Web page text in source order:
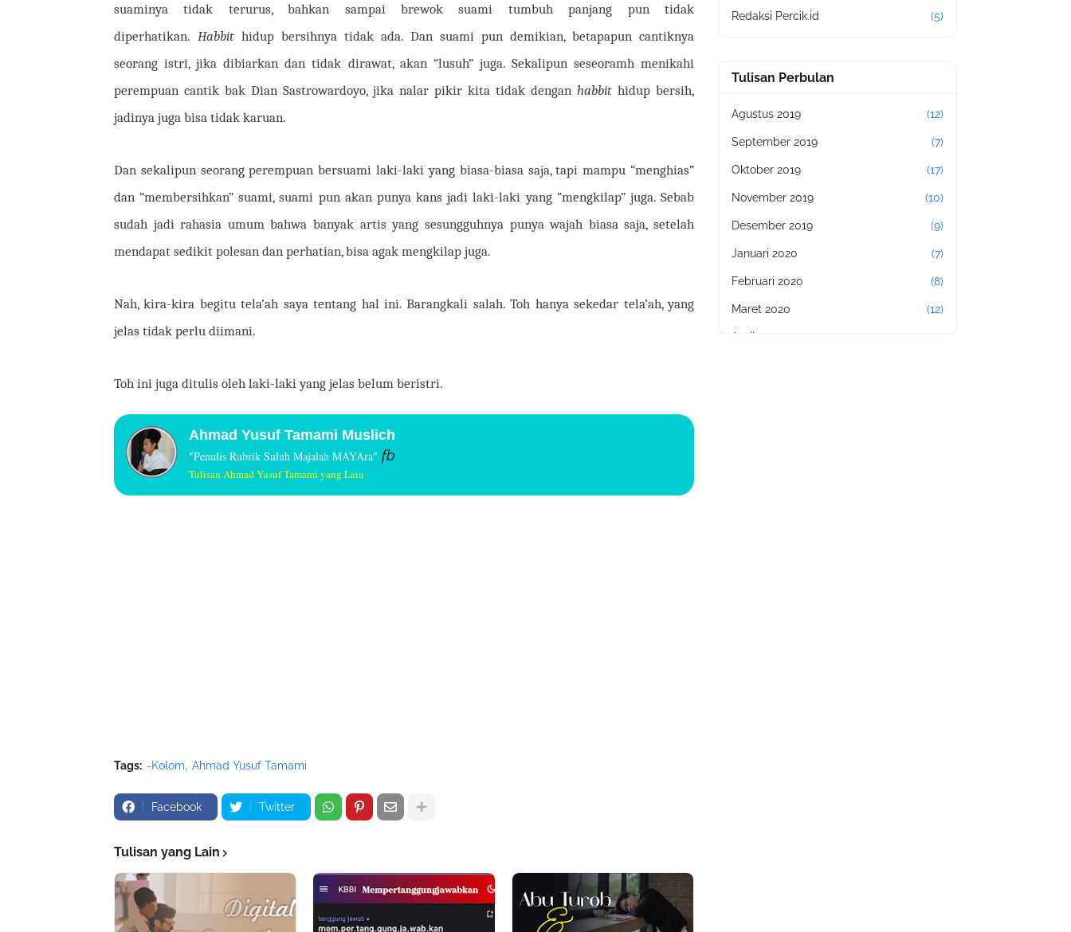
suaminya tidak terurus, bahkan sampai brewok suami tumbuh panjang pun tidak
diperhatikan. Habbit hidup bersihnya tidak ada. Dan suami pun demikian, betapapun cantiknya
seorang istri, jika dibiarkan dan tidak dirawat, akan “lusuh” juga. Sekalipun seseoramh menikahi
perempuan cantik bak Dian Sastrowardoyo, jika nalar pikir kita tidak dengan habbit hidup bersih,
jadinya juga bisa tidak karuan.
Dan sekalipun seorang perempuan bersuami laki-laki yang biasa-biasa saja, tapi mampu “menghias”
dan “membersihkan” suami, suami pun akan punya kans jadi laki-laki yang “mengkilap” juga. Sebab
sudah jadi rahasia umum bahwa banyak artis yang sesungguhnya punya wajah biasa saja, setelah
mendapat sedikit polesan dan perhatian, bisa agak mengkilap juga.
Nah, kira-kira begitu tela’ah saya tentang hal ini. Barangkali salah. Toh hanya sekedar tela’ah, yang
jelas tidak perlu diimani.
Toh ini juga ditulis oleh laki-laki yang jelas belum beristri.
Ahmad Yusuf Tamami Muslich
"Penulis Rubrik Suluh Majalah MAYAra" fb
Tulisan Ahmad Yusuf Tamami yang Lain
Tags: -Kolom Ahmad Yusuf Tamami
Facebook Twitter
Tulisan yang Lain
Redaksi Percik.id (5)
Tulisan Perbulan
Agustus 2019 (12)
September 2019 (7)
Oktober 2019 (17)
November 2019 (10)
Desember 2019 (9)
Januari 2020 (7)
Februari 2020 (8)
Maret 2020 (12)
April 2020